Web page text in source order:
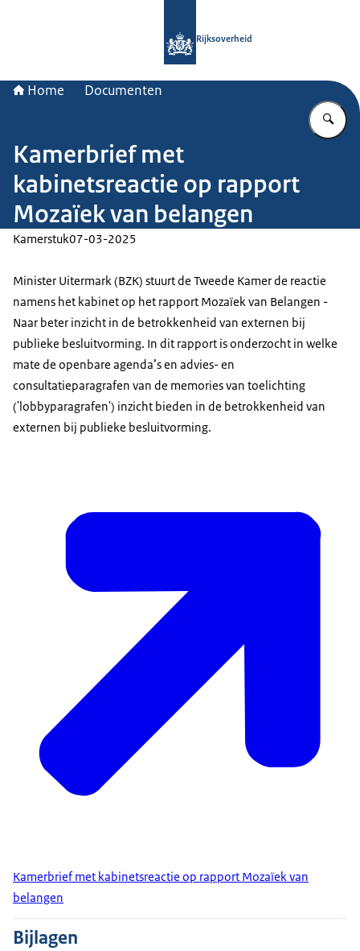
Rijksoverheid
Home Documenten
Kamerbrief met
kabinetsreactie op rapport
Mozaïek van belangen
Kamerstuk07-03-2025
Minister Uitermark (BZK) stuurt de Tweede Kamer de reactie
namens het kabinet op het rapport Mozaïek van Belangen -
Naar beter inzicht in de betrokkenheid van externen bij
publieke besluitvorming. In dit rapport is onderzocht in welke
mate de openbare agenda’s en advies- en
consultatieparagrafen van de memories van toelichting
('lobbyparagrafen') inzicht bieden in de betrokkenheid van
externen bij publieke besluitvorming.
Kamerbrief met kabinetsreactie op rapport Mozaïek van
belangen
Bijlagen